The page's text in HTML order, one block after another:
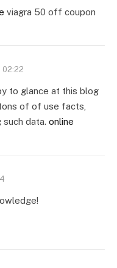
viagra 50 off coupon
02:22
to glance at this blog
of of use facts,
data. online